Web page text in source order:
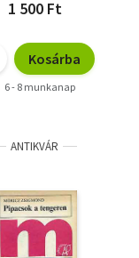
1 500 Ft
Kosárba
6 - 8 munkanap
ANTIKVÁR